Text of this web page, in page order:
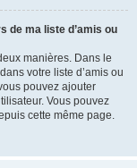
de ma liste d’amis ou
manières. Dans le
votre liste d’amis ou
pouvez ajouter
Vous pouvez
cette même page.